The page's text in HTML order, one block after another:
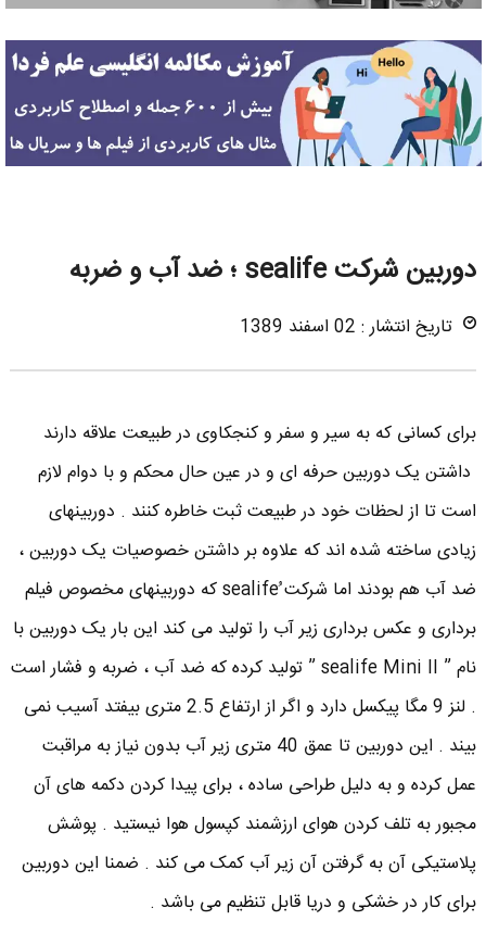
دوربین شرکت sealife ؛ ضد آب و ضربه
تاریخ انتشار : 02 اسفند 1389
برای کسانی که به سیر و سفر و کنجکاوی در طبیعت علاقه دارند
داشتن یک دوربین حرفه ای و در عین حال محکم و با دوام لازم
است تا از لحظات خود در طبیعت ثبت خاطره کنند . دوربینهای
زیادی ساخته شده اند که علاوه بر داشتن خصوصیات یک دوربین ،
ضد آب هم بودند اما شرکت ُsealife که دوربینهای مخصوص فیلم
برداری و عکس برداری زیر آب را تولید می کند این بار یک دوربین با
نام ” sealife Mini II ” تولید کرده که ضد آب ، ضربه و فشار است
. لنز 9 مگا پیکسل دارد و اگر از ارتفاع 2.5 متری بیفتد آسیب نمی
بیند . این دوربین تا عمق 40 متری زیر آب بدون نیاز به مراقبت
عمل کرده و به دلیل طراحی ساده ، برای پیدا کردن دکمه های آن
مجبور به تلف کردن هوای ارزشمند کپسول هوا نیستید . پوشش
پلاستیکی آن به گرفتن آن زیر آب کمک می کند . ضمنا این دوربین
برای کار در خشکی و دریا قابل تنظیم می باشد .